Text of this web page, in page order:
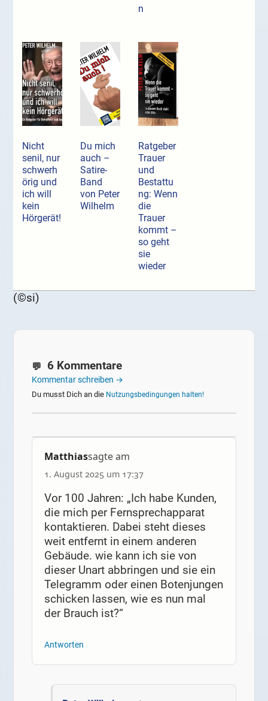
n
Nicht
senil, nur
schwerh
örig und
ich will
kein
Hörgerät!
Du mich
auch –
Satire-
Band
von Peter
Wilhelm
Ratgeber
Trauer
und
Bestattu
ng: Wenn
die
Trauer
kommt –
so geht
sie
wieder
(©si)
6 Kommentare
Kommentar schreiben →
Du musst Dich an die Nutzungsbedingungen halten!
Matthiassagte am
1. August 2025 um 17:37
Vor 100 Jahren: „Ich habe Kunden,
die mich per Fernsprechapparat
kontaktieren. Dabei steht dieses
weit entfernt in einem anderen
Gebäude. wie kann ich sie von
dieser Unart abbringen und sie ein
Telegramm oder einen Botenjungen
schicken lassen, wie es nun mal
der Brauch ist?“
Antworten